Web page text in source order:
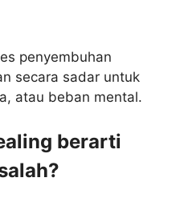
penyembuhan
secara sadar untuk
atau beban mental.
berarti